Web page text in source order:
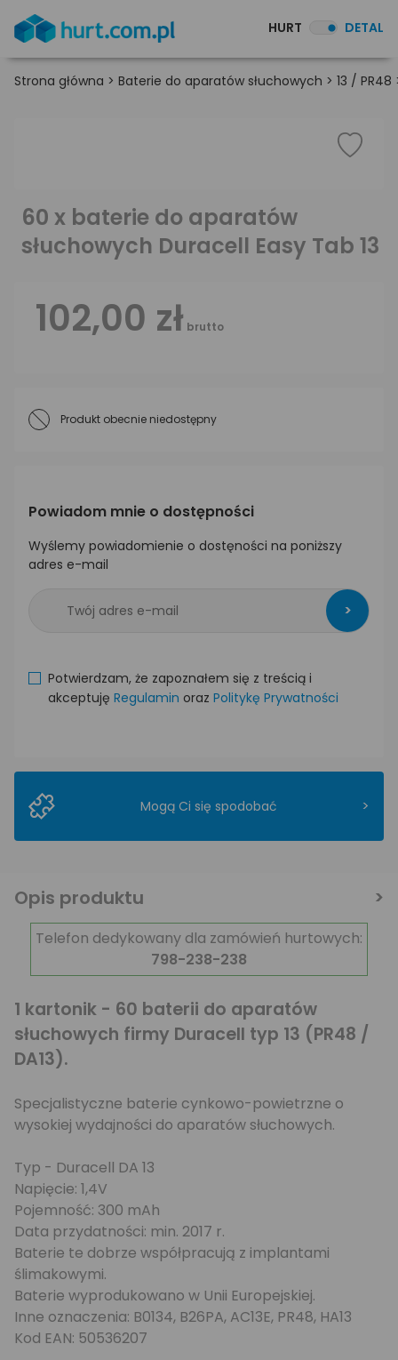
HURT DETAL
Strona główna > Baterie do aparatów słuchowych > 13 / PR48
60 x baterie do aparatów
słuchowych Duracell Easy Tab 13
102,00 zł brutto
Produkt obecnie niedostępny
Powiadom mnie o dostępności
Wyślemy powiadomienie o dostęności na poniższy
adres e-mail
>
Potwierdzam, że zapoznałem się z treścią i
akceptuję Regulamin oraz Politykę Prywatności
Mogą Ci się spodobać >
Opis produktu
Telefon dedykowany dla zamówień hurtowych:
798-238-238
1 kartonik - 60 baterii do aparatów
słuchowych firmy Duracell typ 13 (PR48 /
DA13).
Specjalistyczne baterie cynkowo-powietrzne o
wysokiej wydajności do aparatów słuchowych.
Typ - Duracell DA 13
Napięcie: 1,4V
Pojemność: 300 mAh
Data przydatności: min. 2017 r.
Baterie te dobrze współpracują z implantami
ślimakowymi.
Baterie wyprodukowano w Unii Europejskiej.
Inne oznaczenia: B0134, B26PA, AC13E, PR48, HA13
Kod EAN: 50536207